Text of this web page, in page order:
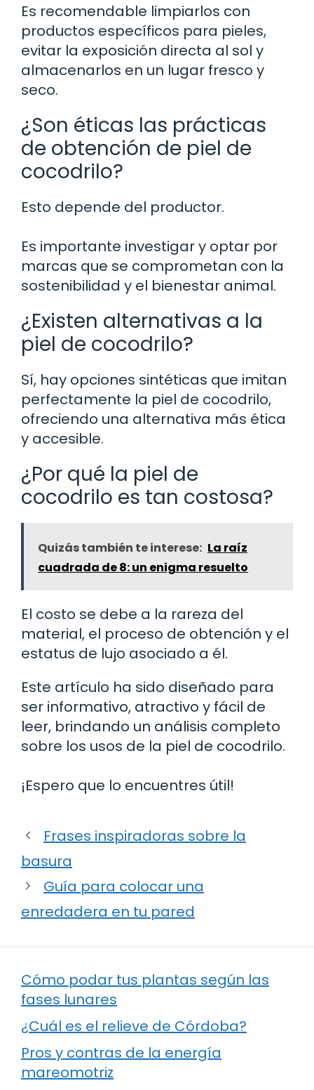
Es recomendable limpiarlos con
productos específicos para pieles,
evitar la exposición directa al sol y
almacenarlos en un lugar fresco y
seco.
¿Son éticas las prácticas
de obtención de piel de
cocodrilo?
Esto depende del productor.
Es importante investigar y optar por
marcas que se comprometan con la
sostenibilidad y el bienestar animal.
¿Existen alternativas a la
piel de cocodrilo?
Sí, hay opciones sintéticas que imitan
perfectamente la piel de cocodrilo,
ofreciendo una alternativa más ética
y accesible.
¿Por qué la piel de
cocodrilo es tan costosa?
Quizás también te interese: La raíz
cuadrada de 8: un enigma resuelto
El costo se debe a la rareza del
material, el proceso de obtención y el
estatus de lujo asociado a él.
Este artículo ha sido diseñado para
ser informativo, atractivo y fácil de
leer, brindando un análisis completo
sobre los usos de la piel de cocodrilo.
¡Espero que lo encuentres útil!
Frases inspiradoras sobre la
basura
Guía para colocar una
enredadera en tu pared
Cómo podar tus plantas según las
fases lunares
¿Cuál es el relieve de Córdoba?
Pros y contras de la energía
mareomotriz